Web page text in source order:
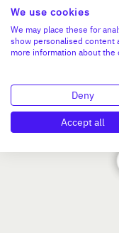
We use cookies
We may place these for
show personalised content
more information about the
Deny
Accept all